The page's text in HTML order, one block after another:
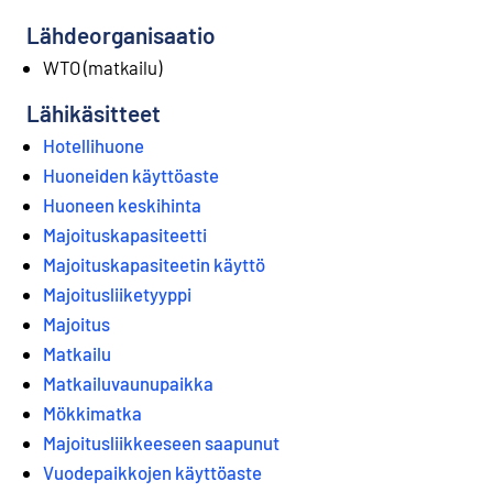
Lähdeorganisaatio
WTO (matkailu)
Lähikäsitteet
Hotellihuone
Huoneiden käyttöaste
Huoneen keskihinta
Majoituskapasiteetti
Majoituskapasiteetin käyttö
Majoitusliiketyyppi
Majoitus
Matkailu
Matkailuvaunupaikka
Mökkimatka
Majoitusliikkeeseen saapunut
Vuodepaikkojen käyttöaste